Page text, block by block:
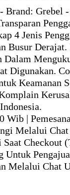
Brand:
4 Jenis
Busur
Dalam
Digunakan.
Keamanan
Wib |
Melalui
Checkout
Melalui Chat